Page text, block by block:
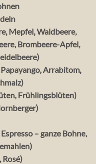
Mepfel, Waldbeere,
Brombeere-Apfel,
Arrabitom,
Frühlingsblüten)
– ganze Bohne,